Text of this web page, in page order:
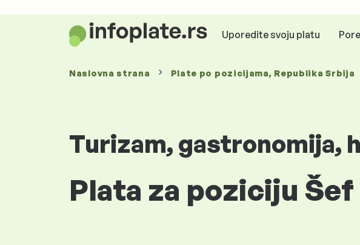
Uporedite svoju platu
Naslovna strana Plate po pozicijama, Republika Srbija
Turizam, gastronomija,
Plata za poziciju